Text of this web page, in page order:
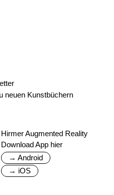
neuen Kunstbüchern
Hirmer Augmented Reality
Download App hier
→ Android
→ iOS